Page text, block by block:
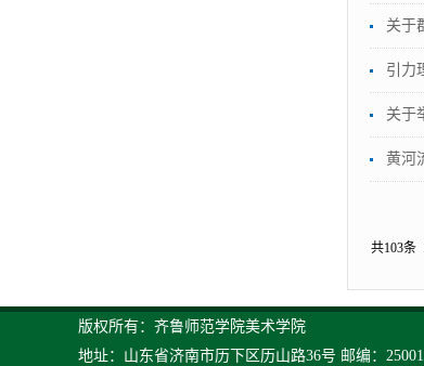
关于
引力
关于
黄河
共103条
版权所有：齐鲁师范学院美术学院
地址：山东省济南市历下区历山路36号 邮编：